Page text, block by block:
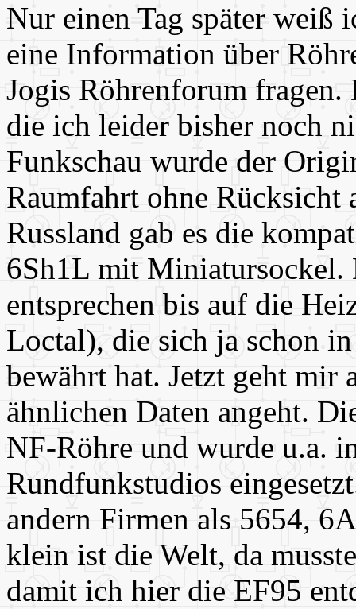
Nur einen Tag später weiß
eine Information über
Jogis Röhrenforum
die ich leider bisher noch
Funkschau wurde der
Raumfahrt ohne
Russland gab es die
6Sh1L mit Miniatursockel.
entsprechen bis auf die
Loctal), die sich ja schon
bewährt hat. Jetzt geht mir
ähnlichen Daten angeht.
NF-Röhre und wurde u.a.
Rundfunkstudios
andern Firmen als 5654,
klein ist die Welt, da
damit ich hier die EF95